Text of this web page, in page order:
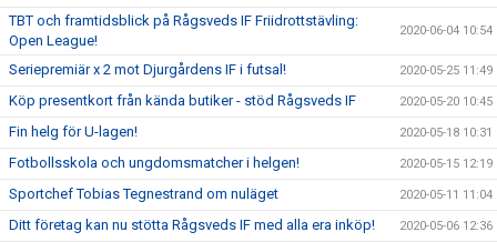
TBT och framtidsblick på Rågsveds IF Friidrottstävling:
Open League!
2020-06-04 10:54
Seriepremiär x 2 mot Djurgårdens IF i futsal! 2020-05-25 11:49
Köp presentkort från kända butiker - stöd Rågsveds IF 2020-05-20 10:45
Fin helg för U-lagen! 2020-05-18 10:31
Fotbollsskola och ungdomsmatcher i helgen! 2020-05-15 12:19
Sportchef Tobias Tegnestrand om nuläget 2020-05-11 11:04
Ditt företag kan nu stötta Rågsveds IF med alla era inköp! 2020-05-06 12:36